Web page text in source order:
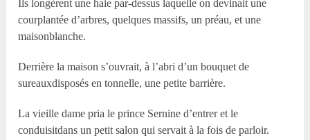
Ils longèrent une haie par-dessus laquelle on devinait une
courplantée d’arbres, quelques massifs, un préau, et une
maisonblanche.
Derrière la maison s’ouvrait, à l’abri d’un bouquet de
sureauxdisposés en tonnelle, une petite barrière.
La vieille dame pria le prince Sernine d’entrer et le
conduisitdans un petit salon qui servait à la fois de parloir.